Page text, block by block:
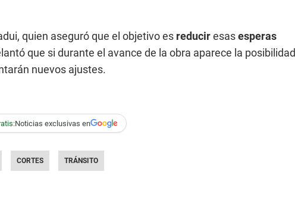
quien aseguró que el objetivo es reduciresasesperas
que si durante el avance de la obra aparece la posibilidad
nuevos ajustes.
Noticias exclusivas en
CORTES TRÁNSITO